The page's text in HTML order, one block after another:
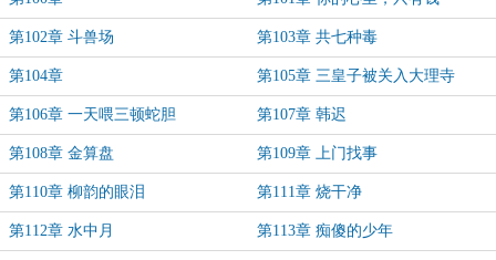
第102章 斗兽场 第103章 共七种毒
第104章 第105章 三皇子被关入大理寺
第106章 一天喂三顿蛇胆 第107章 韩迟
第108章 金算盘 第109章 上门找事
第110章 柳韵的眼泪 第111章 烧干净
第112章 水中月 第113章 痴傻的少年